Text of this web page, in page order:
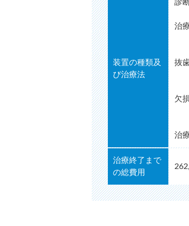
装置の種類及
び治療法
診
治
抜
欠
治
治療終了まで
の総費用